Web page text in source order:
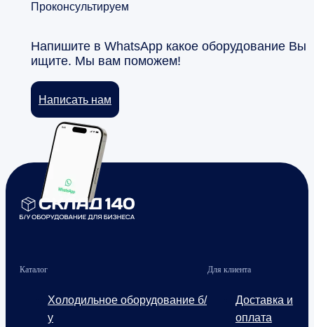
Проконсультируем
Напишите в WhatsApp какое оборудование Вы
ищите. Мы вам поможем!
Написать нам
Каталог
Холодильное оборудование б/
у
Для клиента
Доставка и
оплата